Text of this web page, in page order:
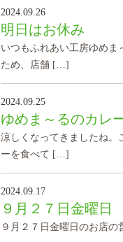
2024.09.26
明日はお休み
いつもふれあい工房ゆめま
ため、店舗 […]
2024.09.25
ゆめま～るのカレ
涼しくなってきましたね。
ーを食べて […]
2024.09.17
９月２７日金曜日
９月２７日金曜日のお店の